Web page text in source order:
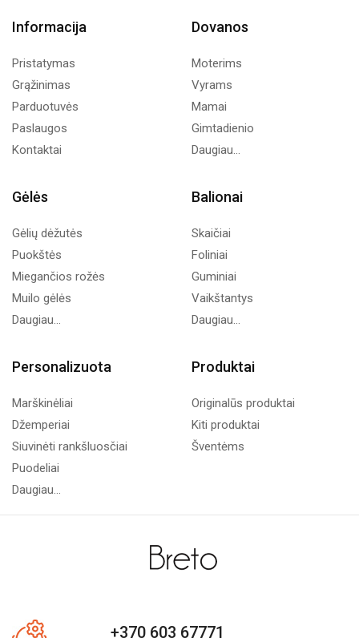
Informacija
Pristatymas
Grąžinimas
Parduotuvės
Paslaugos
Kontaktai
Dovanos
Moterims
Vyrams
Mamai
Gimtadienio
Daugiau...
Gėlės
Gėlių dėžutės
Puokštės
Miegančios rožės
Muilo gėlės
Daugiau...
Balionai
Skaičiai
Foliniai
Guminiai
Vaikštantys
Daugiau...
Personalizuota
Marškinėliai
Džemperiai
Siuvinėti rankšluosčiai
Puodeliai
Daugiau...
Produktai
Originalūs produktai
Kiti produktai
Šventėms
+370 603 67771